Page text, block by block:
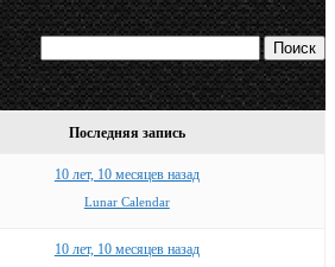
Последняя запись
10 лет, 10 месяцев назад
Lunar Calendar
10 лет, 10 месяцев назад